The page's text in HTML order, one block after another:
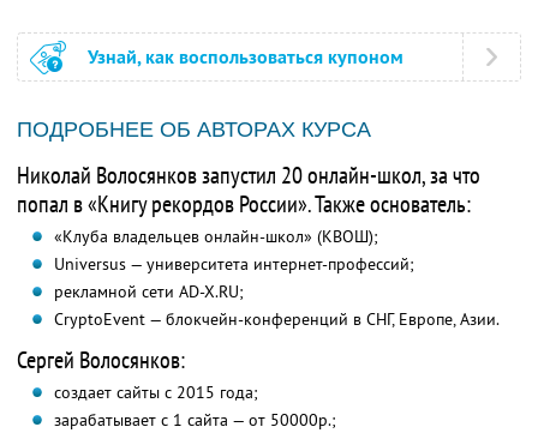
Узнай, как воспользоваться купоном
ПОДРОБНЕЕ ОБ АВТОРАХ КУРСА
Николай Волосянков запустил 20 онлайн-школ, за что
попал в «Книгу рекордов России». Также основатель:
«Клуба владельцев онлайн-школ» (КВОШ);
Universus — университета интернет-профессий;
рекламной сети AD-X.RU;
CryptoEvent — блокчейн-конференций в СНГ, Европе, Азии.
Сергей Волосянков:
создает сайты с 2015 года;
зарабатывает с 1 сайта — от 50000р.;